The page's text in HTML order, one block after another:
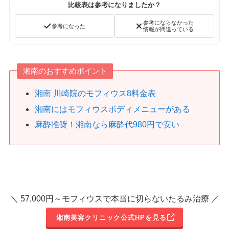
比較表は参考になりましたか？
参考になった
参考にならなかった
情報が間違っている
湘南のおすすめポイント
湘南 川崎院のモフィウス8料金表
湘南にはモフィウスボディメニューがある
麻酔推奨！湘南なら麻酔代980円で安い
＼ 57,000円～モフィウスで本当に切らないたるみ治療 ／
湘南美容クリニック公式HPを見る